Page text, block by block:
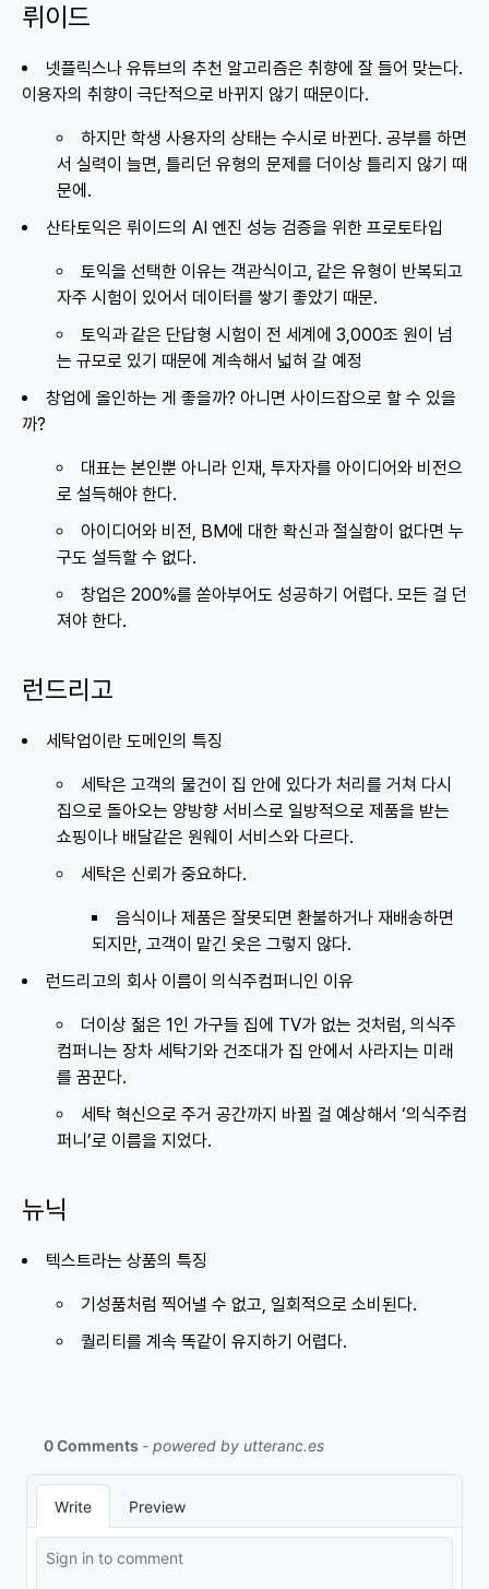
뤼이드
넷플릭스나 유튜브의 추천 알고리즘은 취향에 잘 들어 맞는다.
이용자의 취향이 극단적으로 바뀌지 않기 때문이다.
하지만 학생 사용자의 상태는 수시로 바뀐다. 공부를 하면
서 실력이 늘면, 틀리던 유형의 문제를 더이상 틀리지 않기 때
문에.
산타토익은 뤼이드의 AI 엔진 성능 검증을 위한 프로토타입
토익을 선택한 이유는 객관식이고, 같은 유형이 반복되고
자주 시험이 있어서 데이터를 쌓기 좋았기 때문.
토익과 같은 단답형 시험이 전 세계에 3,000조 원이 넘
는 규모로 있기 때문에 계속해서 넓혀 갈 예정
창업에 올인하는 게 좋을까? 아니면 사이드잡으로 할 수 있을
까?
대표는 본인뿐 아니라 인재, 투자자를 아이디어와 비전으
로 설득해야 한다.
아이디어와 비전, BM에 대한 확신과 절실함이 없다면 누
구도 설득할 수 없다.
창업은 200%를 쏟아부어도 성공하기 어렵다. 모든 걸 던
져야 한다.
런드리고
세탁업이란 도메인의 특징
세탁은 고객의 물건이 집 안에 있다가 처리를 거쳐 다시
집으로 돌아오는 양방향 서비스로 일방적으로 제품을 받는
쇼핑이나 배달같은 원웨이 서비스와 다르다.
세탁은 신뢰가 중요하다.
음식이나 제품은 잘못되면 환불하거나 재배송하면
되지만, 고객이 맡긴 옷은 그렇지 않다.
런드리고의 회사 이름이 의식주컴퍼니인 이유
더이상 젊은 1인 가구들 집에 TV가 없는 것처럼, 의식주
컴퍼니는 장차 세탁기와 건조대가 집 안에서 사라지는 미래
를 꿈꾼다.
세탁 혁신으로 주거 공간까지 바뀔 걸 예상해서 ‘의식주컴
퍼니’로 이름을 지었다.
뉴닉
텍스트라는 상품의 특징
기성품처럼 찍어낼 수 없고, 일회적으로 소비된다.
퀄리티를 계속 똑같이 유지하기 어렵다.